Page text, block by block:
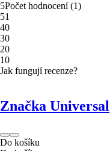
5Počet hodnocení(1)
51
40
30
20
10
Jak fungují recenze?
Značka Universal
Do košíku